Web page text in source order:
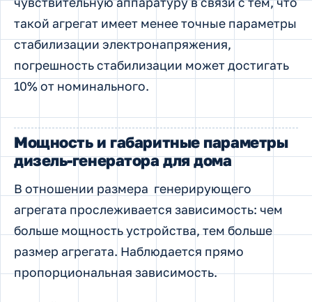
такой агрегат имеет менее точные параметры
стабилизации электронапряжения,
погрешность стабилизации может достигать
10% от номинального.
Мощность и габаритные параметры
дизель-генератора для дома
В отношении размера генерирующего
агрегата прослеживается зависимость: чем
больше мощность устройства, тем больше
размер агрегата. Наблюдается прямо
пропорциональная зависимость.